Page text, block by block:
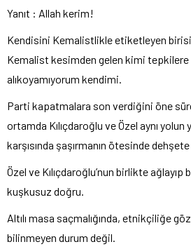
Yanıt : Allah kerim!
Kendisini Kemalistlikle etiketleyen
Kemalist kesimden gelen kimi tepkilere
alıkoyamıyorum kendimi.
Parti kapatmalara son verdiğini öne
ortamda Kılıçdaroğlu ve Özel aynı
karşısında şaşırmanın ötesinde
Özel ve Kılıçdaroğlu’nun birlikte
kuşkusuz doğru.
Altılı masa saçmalığında, etnikçiliğe
bilinmeyen durum değil.